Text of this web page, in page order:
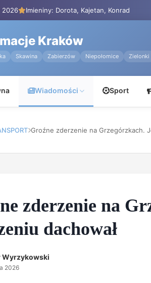
2026 Imieniny: Dorota, Kajetan, Konrad
Kraków
Skawina Zabierzów Niepołomice Zielonki
Wiadomości Sport
Groźne zderzenie na Grzegórzkach.
zderzenie na
dachował
Wyrzykowski
2026